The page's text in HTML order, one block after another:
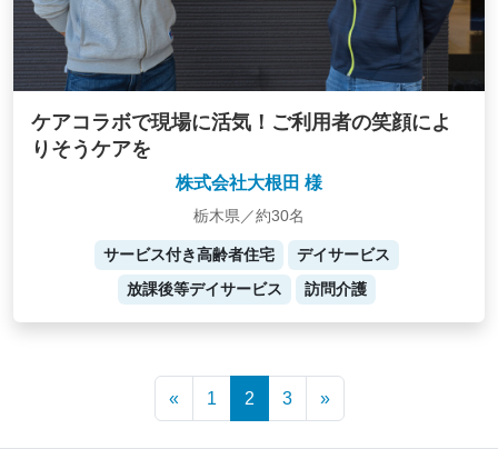
ケアコラボで現場に活気！ご利用者の笑顔によ
りそうケアを
株式会社大根田 様
栃木県／約30名
サービス付き高齢者住宅
デイサービス
放課後等デイサービス
訪問介護
« 1 2 3 »